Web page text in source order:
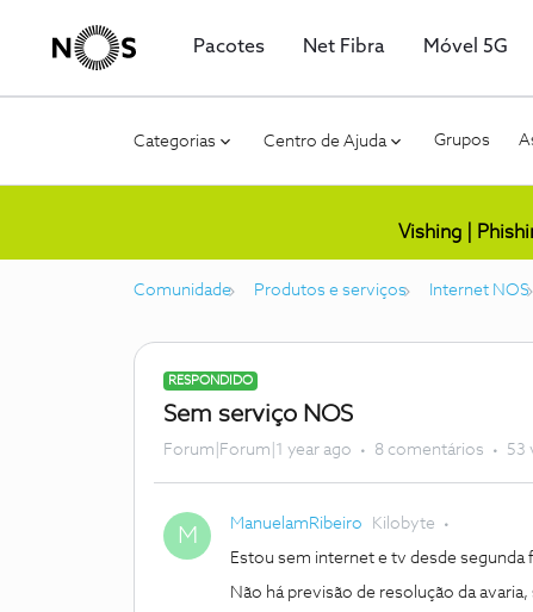
Pacotes Net Fibra Móvel 5G
Categorias Centro de Ajuda Grupos
Vishing |
Comunidade Produtos e serviços Internet NOS
RESPONDIDO
Sem serviço NOS
Forum|Forum|1 year ago 8 comentários 53
M ManuelamRibeiro Kilobyte
Estou sem internet e tv desde segunda
Não há previsão de resolução da